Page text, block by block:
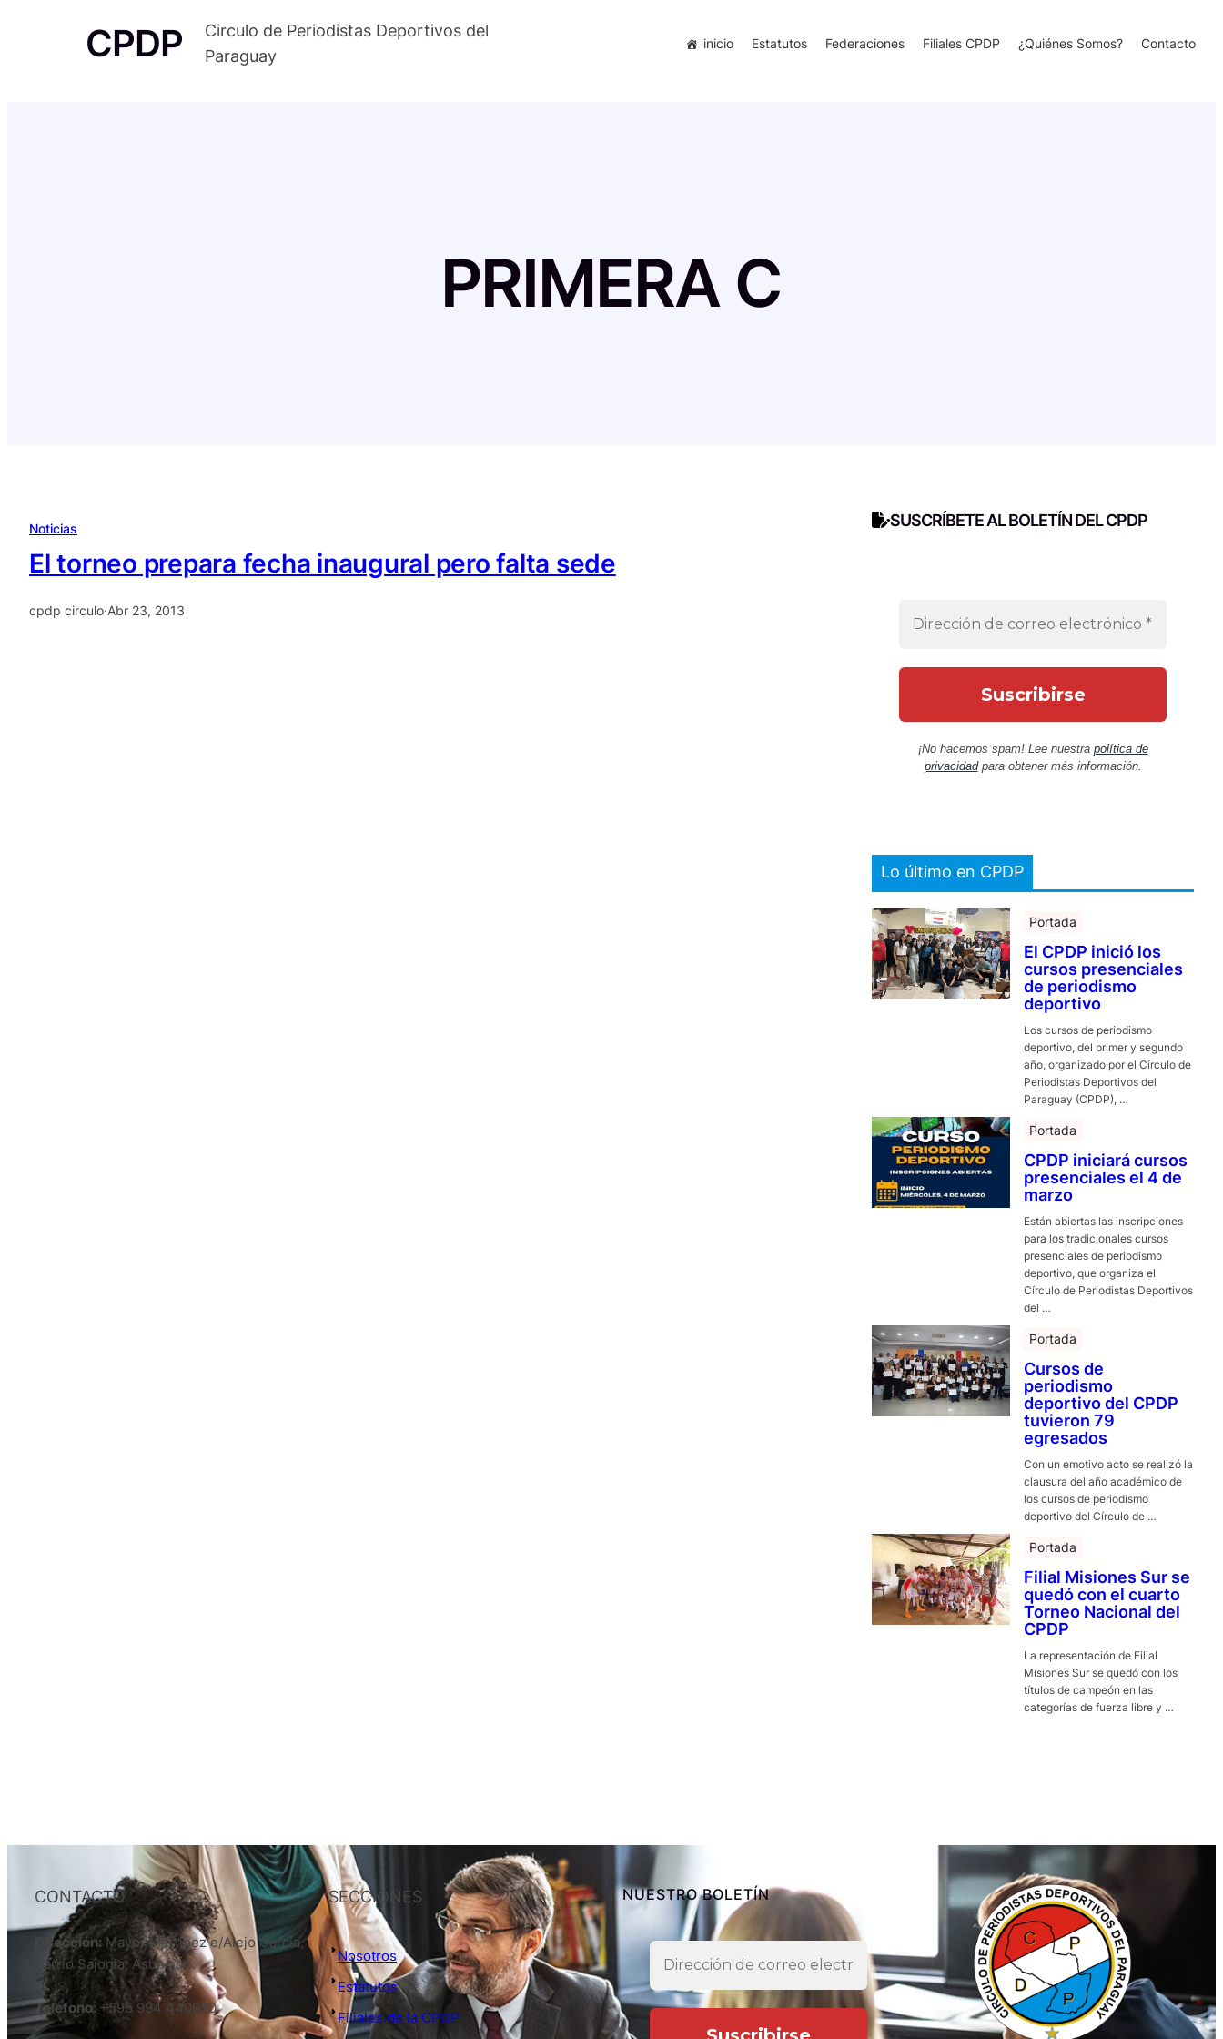
CPDP
Circulo de Periodistas Deportivos del
Paraguay
inicio Estatutos Federaciones Filiales CPDP ¿Quiénes Somos? Contacto
PRIMERA C
Noticias
El torneo prepara fecha inaugural pero falta sede
cpdp circulo·Abr 23, 2013
SUSCRÍBETE AL BOLETÍN DEL CPDP
¡No hacemos spam! Lee nuestra política de
privacidadpara obtener más información.
Lo último en CPDP
Portada
El CPDP inició los
cursos presenciales
de periodismo
deportivo
Los cursos de periodismo
deportivo, del primer y segundo
año, organizado por el Círculo de
Periodistas Deportivos del
Paraguay (CPDP), …
Portada
CPDP iniciará cursos
presenciales el 4 de
marzo
Están abiertas las inscripciones
para los tradicionales cursos
presenciales de periodismo
deportivo, que organiza el
Círculo de Periodistas Deportivos
del …
Portada
Cursos de
periodismo
deportivo del CPDP
tuvieron 79
egresados
Con un emotivo acto se realizó la
clausura del año académico de
los cursos de periodismo
deportivo del Círculo de …
Portada
Filial Misiones Sur se
quedó con el cuarto
Torneo Nacional del
CPDP
La representación de Filial
Misiones Sur se quedó con los
títulos de campeón en las
categorías de fuerza libre y …
CONTACTO
Dirección: Mayor Martinez e/Alejo García,
Barrio Sajonia, Asunción.
Teléfono: +595 994 440950
SECCIONES
Nosotros
Estatutos
Filiales de la CPDP
NUESTRO BOLETÍN